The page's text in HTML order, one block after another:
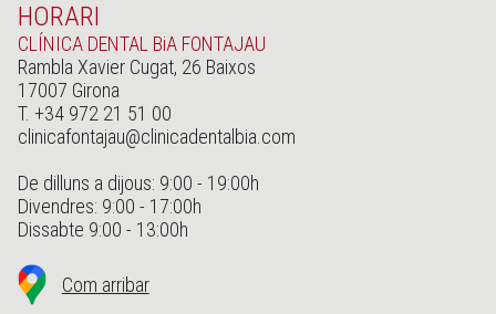
HORARI
CLÍNICA DENTAL BiA FONTAJAU
Rambla Xavier Cugat, 26 Baixos
17007 Girona
T. +34 972 21 51 00
clinicafontajau@clinicadentalbia.com
De dilluns a dijous: 9:00 - 19:00h
Divendres: 9:00 - 17:00h
Dissabte 9:00 - 13:00h
Com arribar